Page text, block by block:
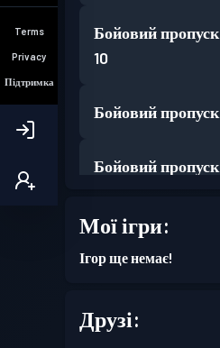
Terms
Privacy
Підтримка
Бойовий пропуск
10
Бойовий пропуск
Бойовий пропуск
Бойовий пропуск
Мої ігри:
Ігор ще немає!
Друзі: